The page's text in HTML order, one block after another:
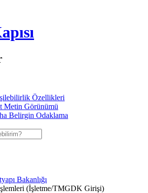
Özellikleri
Metin Görünümü
Belirgin Odaklama
Bakanlığı
(İşletme/TMGDK Girişi)